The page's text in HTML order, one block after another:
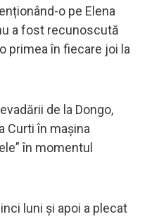
o pe Elena
a fost recunoscută
primea în fiecare joi la
de la Dongo,
Curti în mașina
în momentul
luni și apoi a plecat